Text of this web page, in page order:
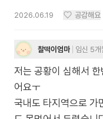
2026.06.19 공감해요
찰떡이엄마 임신 5개
저는 공황이 심해서
어요ㅜ
국내도 타지역으로 가